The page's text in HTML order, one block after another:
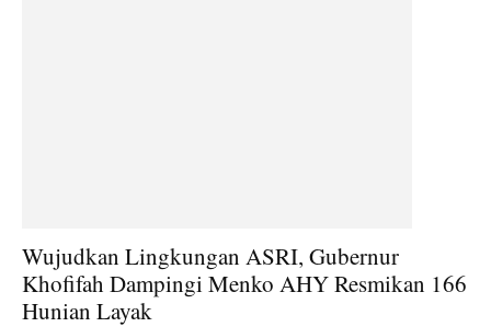
Wujudkan Lingkungan ASRI, Gubernur
Khofifah Dampingi Menko AHY Resmikan 166
Hunian Layak